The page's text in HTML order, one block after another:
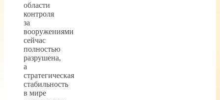
области
контроля
за
вооружениями
сейчас
полностью
разрушена,
а
стратегическая
стабильность
в мире